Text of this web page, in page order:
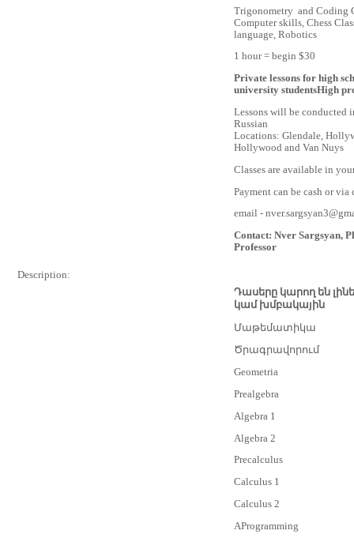
Description:
Trigonometry and Coding
Computer skills, Chess
language, Robotics
1 hour = begin $30
Private lessons for high
university studentsHigh
Lessons will be conducted
Russian
Locations: Glendale,
Hollywood and Van Nuys
Classes are available in
Payment can be cash or via
email -
Contact: Nver Sargsyan,
Professor
Դասերը կարող են
կամ խմբակային
Մաթեմատիկա
Ծրագրավորում
Geometria
Prealgebra
Algebra 1
Algebra 2
Precalculus
Calculus 1
Calculus 2
АProgramming